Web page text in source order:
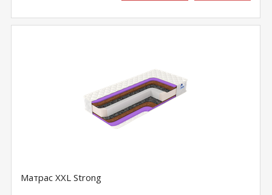
Матрас XXL Strong